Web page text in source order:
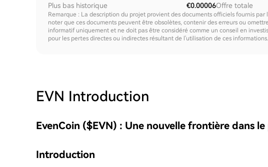
Plus bas historique
€0.00006Offre totale
Remarque : La description du projet provient des documents officiels fournis
noter que ces documents peuvent être obsolètes, contenir des erreurs ou
informatif uniquement et ne doit pas être considéré comme un conseil en
pour les pertes directes ou indirectes résultant de l'utilisation de ces informations.
EVN Introduction
EvenCoin ($EVN) : Une nouvelle frontière dans
Introduction